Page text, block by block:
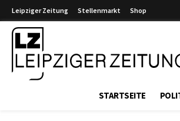
Leipziger Zeitung Stellenmarkt Shop
STARTSEITE